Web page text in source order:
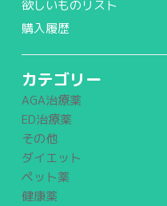
欲しいものリスト
購入履歴
カテゴリー
AGA治療薬
ED治療薬
その他
ダイエット
ペット薬
健康薬